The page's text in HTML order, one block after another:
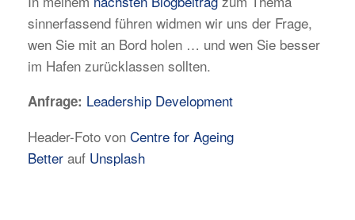
sinnerfassend führen widmen wir uns der Frage,
wen Sie mit an Bord holen … und wen Sie besser
im Hafen zurücklassen sollten.
Anfrage: Leadership Development
Header-Foto von Centre for Ageing
Better auf Unsplash